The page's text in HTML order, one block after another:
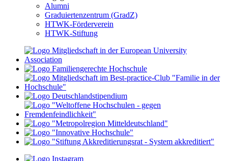
Alumni
Graduiertenzentrum (GradZ)
HTWK-Förderverein
HTWK-Stiftung